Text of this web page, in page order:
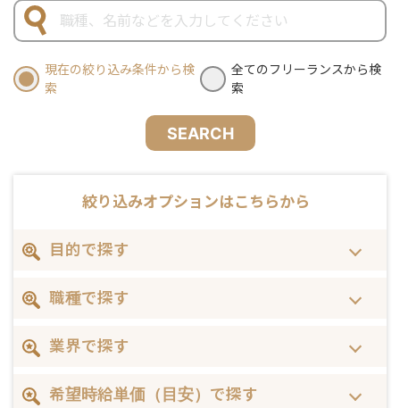
現在の絞り込み条件から検
索
全てのフリーランスから検
索
SEARCH
絞り込みオプションはこちらから
目的で探す
職種で探す
業界で探す
希望時給単価（目安）で探す